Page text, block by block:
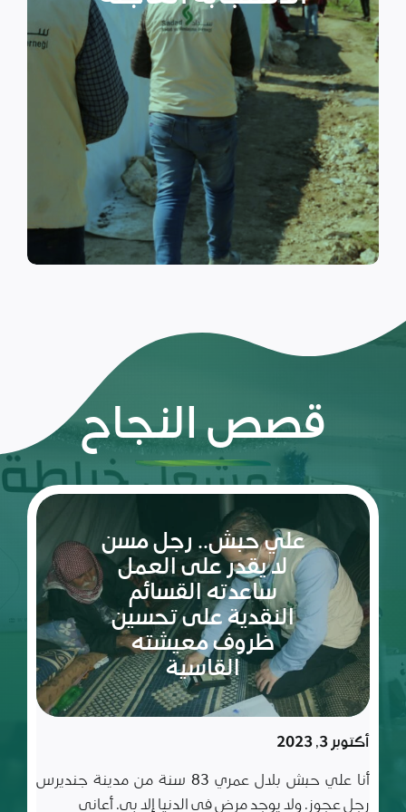
النزوح.
اقرأ المزيد
قصص النجاح
ريم:
شعلة
والإصرار
في عالم
مليء
بالتحديات
سبتمبر 10, 2023
ريم طفلة لم تكمل ربيعاها التاسع بعد، شعلة متوقدة
في العلم والأدب والأخلاق، تعيش مع أسرة تتألف من أب
وأم